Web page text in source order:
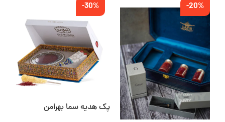
-20%
-30%
پک هدیه سما بهرامن